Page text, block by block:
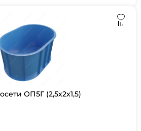
ОП5Г (2,5х2х1,5)